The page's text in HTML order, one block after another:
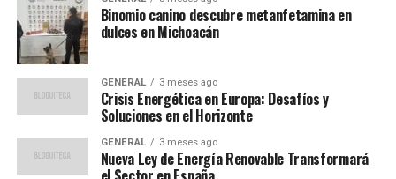
mundial. Este partido no solo es crucial para Bolivia,
sino que también ofrece a Brasil la oportunidad de
experimentar con su alineación.
Expertos opinan sobre el
impacto del partido
El analista deportivo Carlos Mendoza comenta sobre la
Binomio canino descubre metanfetamina en
dulces en Michoacán
GENERAL 3 meses ago
Crisis Energética en Europa: Desafíos y
Soluciones en el Horizonte
GENERAL 3 meses ago
Nueva Ley de Energía Renovable Transformará